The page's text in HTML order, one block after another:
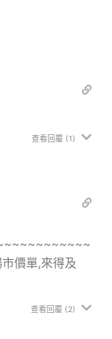
查看回覆 (1)
價單,來得及
查看回覆 (2)